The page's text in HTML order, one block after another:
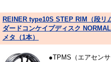
REINER type10S STEP RIM（段リ
ダードコンケイプディスク
メタ（1本）
●TPMS（エアセン